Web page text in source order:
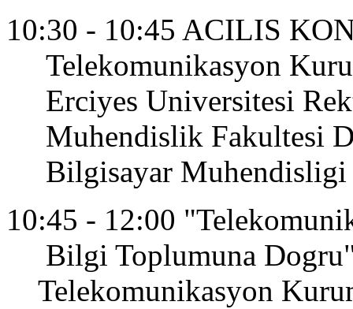
10:30 - 10:45 ACILIS
Telekomunikasyon
Erciyes Universitesi
Muhendislik Fakultesi
Bilgisayar Muhendisligi
10:45 - 12:00
Bilgi Toplumuna
Telekomunikasyon